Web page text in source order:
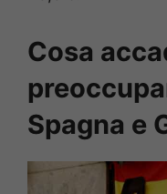
Cosa
Spagna e